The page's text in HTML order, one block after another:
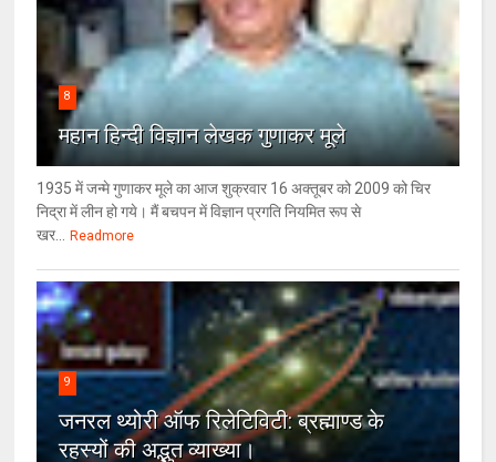
8
महान हिन्दी विज्ञान लेखक गुणाकर मूले
1935 में जन्मे गुणाकर मूले का आज शुक्रवार 16 अक्तूबर को 2009 को चिर
निद्रा में लीन हो गये। मैं बचपन में विज्ञान प्रगति नियमित रूप से
खर...
Readmore
9
जनरल थ्‍योरी ऑफ रिलेटिविटी: ब्रह्माण्‍ड के
रहस्‍यों की अद्भुत व्‍याख्‍या।